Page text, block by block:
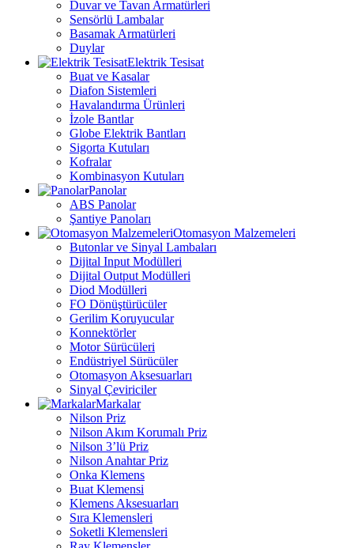
Duvar ve Tavan Armatürleri
Sensörlü Lambalar
Basamak Armatürleri
Duylar
Elektrik Tesisat
Buat ve Kasalar
Diafon Sistemleri
Havalandırma Ürünleri
İzole Bantlar
Globe Elektrik Bantları
Sigorta Kutuları
Kofralar
Kombinasyon Kutuları
Panolar
ABS Panolar
Şantiye Panoları
Otomasyon Malzemeleri
Butonlar ve Sinyal Lambaları
Dijital Input Modülleri
Dijital Output Modülleri
Diod Modülleri
FO Dönüştürücüler
Gerilim Koruyucular
Konnektörler
Motor Sürücüleri
Endüstriyel Sürücüler
Otomasyon Aksesuarları
Sinyal Çeviriciler
Markalar
Nilson Priz
Nilson Akım Korumalı Priz
Nilson 3’lü Priz
Nilson Anahtar Priz
Onka Klemens
Buat Klemensi
Klemens Aksesuarları
Sıra Klemensleri
Soketli Klemensleri